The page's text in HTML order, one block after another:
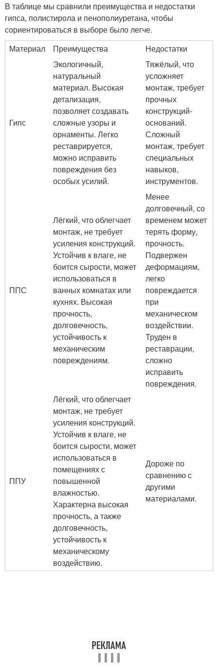
В таблице мы сравнили преимущества и недостатки
гипса, полистирола и пенополиуретана, чтобы
сориентироваться в выборе было легче.
Материал
Преимущества Недостатки
Гипс
Экологичный,
натуральный
материал. Высокая
детализация,
позволяет создавать
сложные узоры и
орнаменты. Легко
реставрируется,
можно исправить
повреждения без
особых усилий.
Тяжёлый, что
усложняет
монтаж, требует
прочных
конструкций-
оснований.
Сложный
монтаж, требует
специальных
навыков,
инструментов.
ППС
Лёгкий, что облегчает
монтаж, не требует
усиления конструкций.
Устойчив к влаге, не
боится сырости, может
использоваться в
ванных комнатах или
кухнях. Высокая
прочность,
долговечность,
устойчивость к
механическим
повреждениям.
Менее
долговечный, со
временем может
терять форму,
прочность.
Подвержен
деформациям,
легко
повреждается
при
механическом
воздействии.
Труден в
реставрации,
сложно
исправить
повреждения.
ППУ
Лёгкий, что облегчает
монтаж, не требует
усиления конструкций.
Устойчив к влаге, не
боится сырости, может
использоваться в
помещениях с
повышенной
влажностью.
Характерна высокая
прочность, а также
долговечность,
устойчивость к
механическому
воздействию.
Дороже по
сравнению с
другими
материалами.